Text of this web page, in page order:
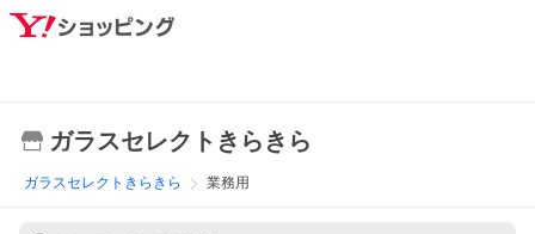
ガラスセレクトきらきら
ガラスセレクトきらきら 業務用